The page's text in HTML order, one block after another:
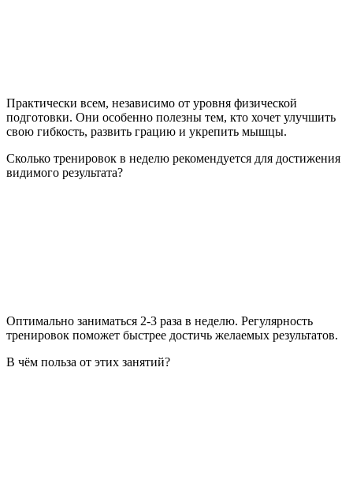
Практически всем, независимо от уровня физической
подготовки. Они особенно полезны тем, кто хочет улучшить
свою гибкость, развить грацию и укрепить мышцы.
Сколько тренировок в неделю рекомендуется для достижения
видимого результата?
Оптимально заниматься 2-3 раза в неделю. Регулярность
тренировок поможет быстрее достичь желаемых результатов.
В чём польза от этих занятий?